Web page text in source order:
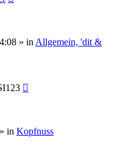
» in Allgemein, 'dit &
in Kopfnuss